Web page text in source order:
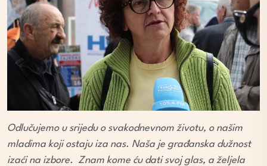
Odlučujemo u srijedu o svakodnevnom životu, o našim
mladima koji ostaju iza nas. Naša je građanska dužnost
izaći na izbore. Znam kome ću dati svoj glas, a željela